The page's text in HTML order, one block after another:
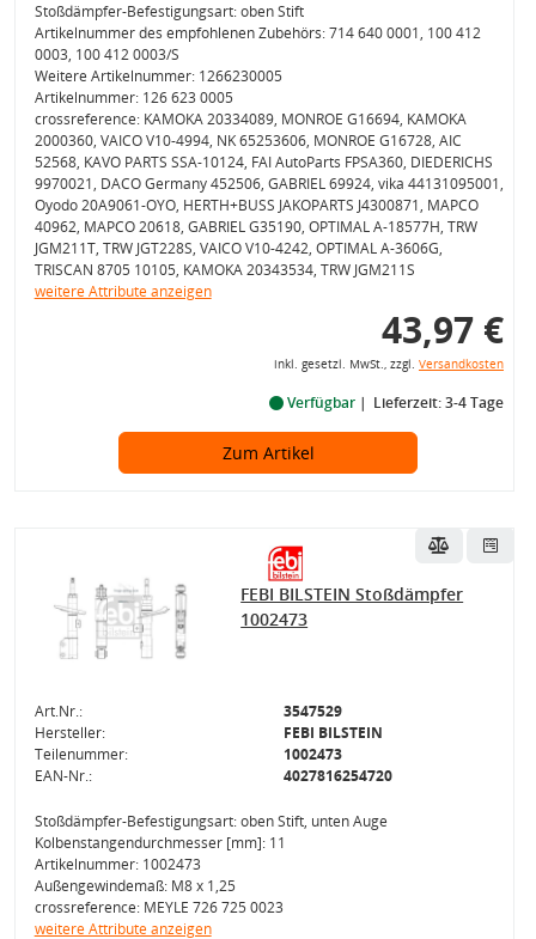
Stoßdämpfer-Befestigungsart: oben Stift
Artikelnummer des empfohlenen Zubehörs: 714 640 0001, 100 412
0003, 100 412 0003/S
Weitere Artikelnummer: 1266230005
Artikelnummer: 126 623 0005
crossreference: KAMOKA 20334089, MONROE G16694, KAMOKA
2000360, VAICO V10-4994, NK 65253606, MONROE G16728, AIC
52568, KAVO PARTS SSA-10124, FAI AutoParts FPSA360, DIEDERICHS
9970021, DACO Germany 452506, GABRIEL 69924, vika 44131095001,
Oyodo 20A9061-OYO, HERTH+BUSS JAKOPARTS J4300871, MAPCO
40962, MAPCO 20618, GABRIEL G35190, OPTIMAL A-18577H, TRW
JGM211T, TRW JGT228S, VAICO V10-4242, OPTIMAL A-3606G,
TRISCAN 8705 10105, KAMOKA 20343534, TRW JGM211S
weitere Attribute anzeigen
43,97 €
inkl. gesetzl. MwSt., zzgl. Versandkosten
Verfügbar Lieferzeit: 3-4 Tage
Zum Artikel
FEBI BILSTEIN Stoßdämpfer
1002473
Art.Nr.:
3547529
Hersteller:
FEBI BILSTEIN
Teilenummer:
1002473
EAN-Nr.:
4027816254720
Stoßdämpfer-Befestigungsart: oben Stift, unten Auge
Kolbenstangendurchmesser [mm]: 11
Artikelnummer: 1002473
Außengewindemaß: M8 x 1,25
crossreference: MEYLE 726 725 0023
weitere Attribute anzeigen